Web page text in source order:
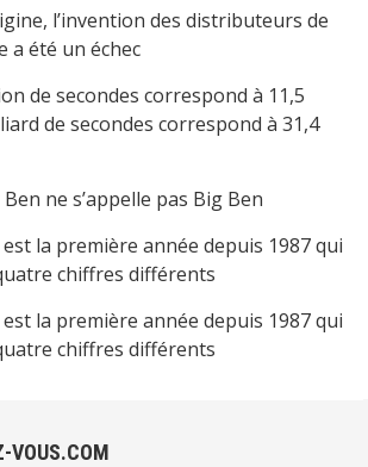
l’invention des distributeurs de
a été un échec
de secondes correspond à 11,5
de secondes correspond à 31,4
ne s’appelle pas Big Ben
est la première année depuis 1987 qui
chiffres différents
est la première année depuis 1987 qui
chiffres différents
VOUS.COM